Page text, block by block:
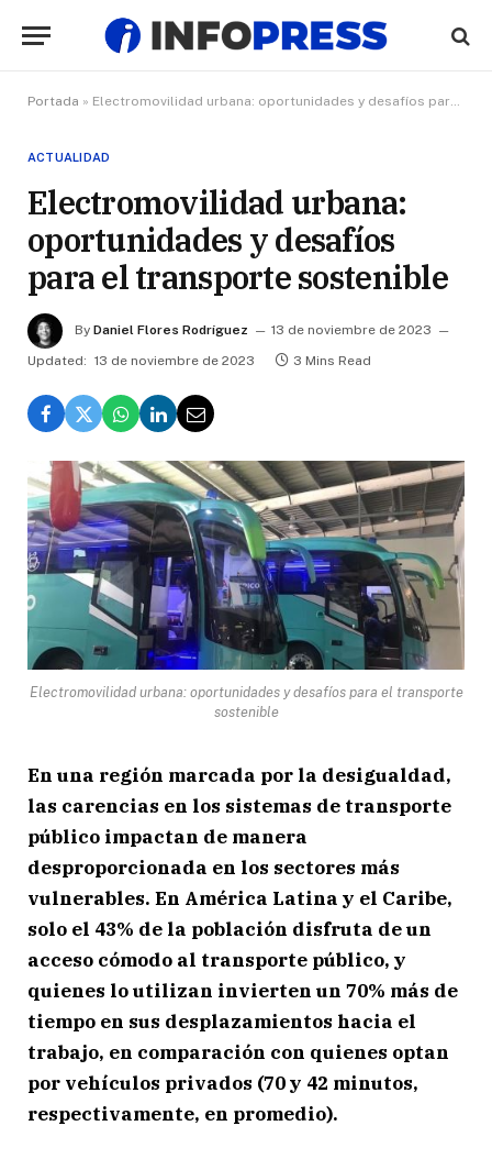
Portada » Electromovilidad urbana: oportunidades y desafíos para el transporte sostenible
ACTUALIDAD
Electromovilidad urbana:
oportunidades y desafíos
para el transporte sostenible
By Daniel Flores Rodríguez
13 de noviembre de 2023
Updated: 13 de noviembre de 2023 3 Mins Read
Electromovilidad urbana: oportunidades y desafíos para el transporte
sostenible
En una región marcada por la desigualdad,
las carencias en los sistemas de transporte
público impactan de manera
desproporcionada en los sectores más
vulnerables. En América Latina y el Caribe,
solo el 43% de la población disfruta de un
acceso cómodo al transporte público, y
quienes lo utilizan invierten un 70% más de
tiempo en sus desplazamientos hacia el
trabajo, en comparación con quienes optan
por vehículos privados (70 y 42 minutos,
respectivamente, en promedio).